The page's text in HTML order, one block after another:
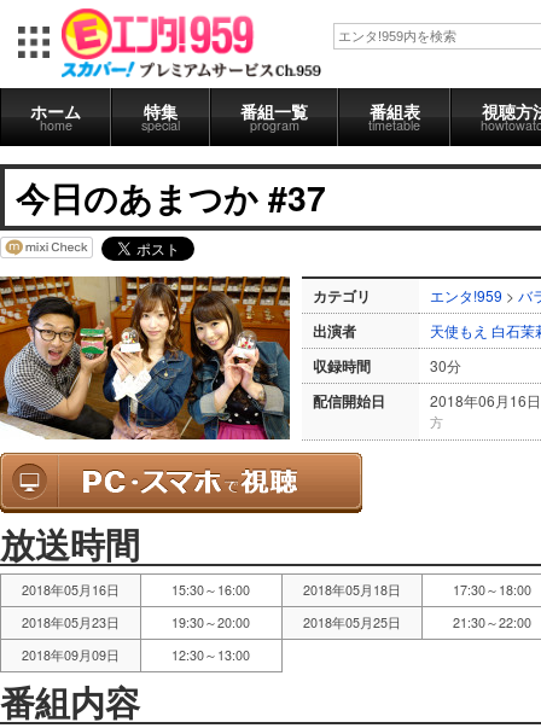
ホーム
home
特集
special
番組一覧
program
番組表
timetable
視聴方
今日のあまつか #37
カテゴリ エンタ!959 > バ
出演者 天使もえ 白石茉
収録時間 30分
配信開始日 2018年06月16日
方
放送時間
2018年05月16日 15:30～16:00 2018年05月18日
17:30～18:00
2018年05月23日
19:30～20:00 2018年05月25日
21:30～22:00
2018年09月09日
12:30～13:00
番組内容